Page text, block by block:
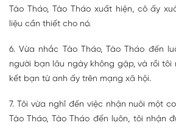
Tào Tháo, Tào Tháo xuất hiện, cô ấy
liệu cần thiết cho nó.
6. Vừa nhắc Tào Tháo, Tào Tháo đến
người bạn lâu ngày không gặp, và rồi tôi
kết bạn từ anh ấy trên mạng xã hội.
7. Tôi vừa nghĩ đến việc nhận nuôi một
Tào Tháo, Tào Tháo đến luôn, tôi nhận